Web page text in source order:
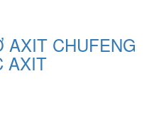
AXIT CHUFENG
AXIT